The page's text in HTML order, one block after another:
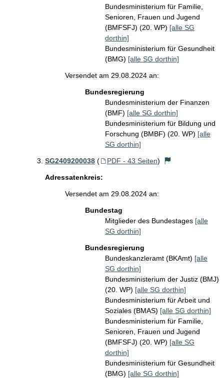
Bundesministerium für Familie,
Senioren, Frauen und Jugend
(BMFSFJ) (20. WP) [alle SG
dorthin]
Bundesministerium für Gesundheit
(BMG) [alle SG dorthin]
Versendet am 29.08.2024 an:
Bundesregierung
Bundesministerium der Finanzen
(BMF) [alle SG dorthin]
Bundesministerium für Bildung und
Forschung (BMBF) (20. WP) [alle
SG dorthin]
SG2409200038 ( PDF - 43 Seiten)
Adressatenkreis:
Versendet am 29.08.2024 an:
Bundestag
Mitglieder des Bundestages [alle
SG dorthin]
Bundesregierung
Bundeskanzleramt (BKAmt) [alle
SG dorthin]
Bundesministerium der Justiz (BMJ)
(20. WP) [alle SG dorthin]
Bundesministerium für Arbeit und
Soziales (BMAS) [alle SG dorthin]
Bundesministerium für Familie,
Senioren, Frauen und Jugend
(BMFSFJ) (20. WP) [alle SG
dorthin]
Bundesministerium für Gesundheit
(BMG) [alle SG dorthin]